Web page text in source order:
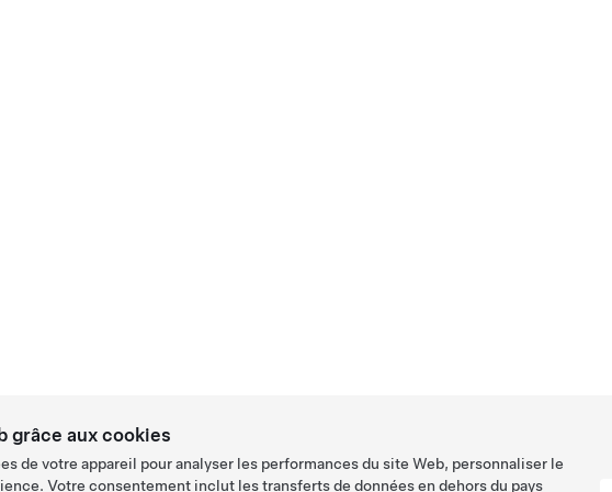
grâce aux cookies
de votre appareil pour analyser les performances du site Web, personnaliser le
Votre consentement inclut les transferts de données en dehors du pays